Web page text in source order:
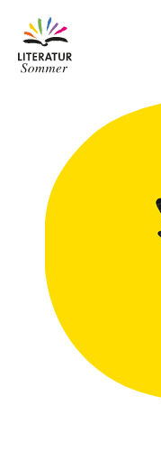
Zum Inhalt springen